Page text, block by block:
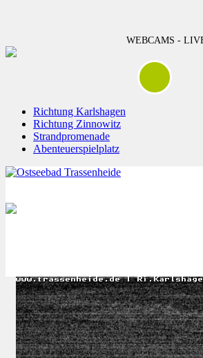
WEBCAMS -
Richtung Karlshagen
Richtung Zinnowitz
Strandpromenade
Abenteuerspielplatz